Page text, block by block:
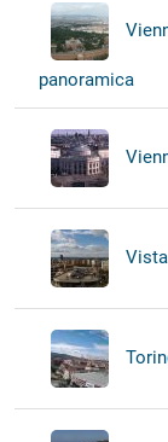
panoramica